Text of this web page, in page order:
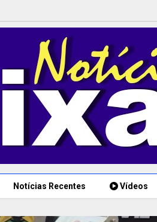
Notícias Recentes Vídeos